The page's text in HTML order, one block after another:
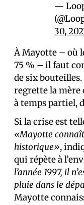
—
30,
À Mayotte – où
75 % – il faut
de six bouteilles.
regrette la mère
à temps partiel,
Si la crise est
«Mayotte connaît
historique»,
qui répète à
l’année 1997, il
pluie dans le
Mayotte